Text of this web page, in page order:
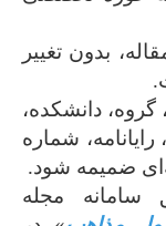
بدون تغییر
گروه، دانشکده،
شماره
ضمیمه شود.
سامانه مجله